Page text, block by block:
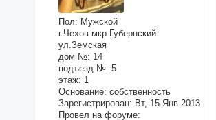
Пол: Мужской
г.Чехов мкр.Губернский:
ул.Земская
дом №: 14
подъезд №: 5
этаж: 1
Основание: собственность
Зарегистрирован: Вт, 15 Янв 2013
Провел на форуме: